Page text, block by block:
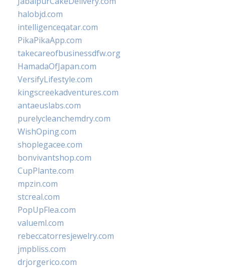
halobjd.com
intelligenceqatar.com
PikaPikaApp.com
takecareofbusinessdfw.org
HamadaOfJapan.com
VersifyLifestyle.com
kingscreekadventures.com
antaeuslabs.com
purelycleanchemdry.com
WishOping.com
shoplegacee.com
bonvivantshop.com
CupPlante.com
mpzin.com
stcreal.com
PopUpFlea.com
valueml.com
rebeccatorresjewelry.com
jmpbliss.com
drjorgerico.com